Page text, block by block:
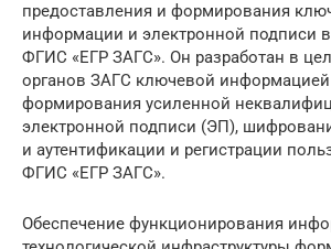
предоставления и формирования
информации и электронной подписи в
ФГИС «ЕГР ЗАГС». Он разработан в
органов ЗАГС ключевой
формирования усиленной
электронной подписи (ЭП),
и аутентификации и регистрации
ФГИС «ЕГР ЗАГС».
Обеспечение функционирования